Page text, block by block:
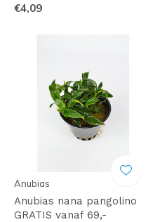
€4,09
Anubias
Anubias nana pangolino
GRATIS vanaf 69,-